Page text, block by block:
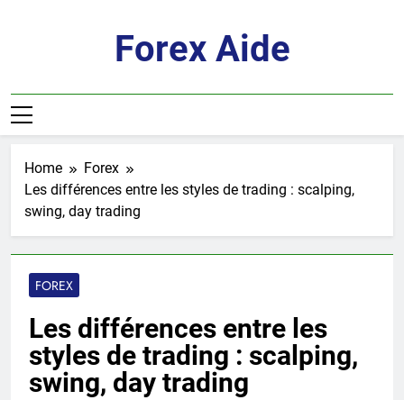
Forex Aide
Home
Forex
Les différences entre les styles de trading : scalping,
swing, day trading
FOREX
Les différences entre les
styles de trading : scalping,
swing, day trading